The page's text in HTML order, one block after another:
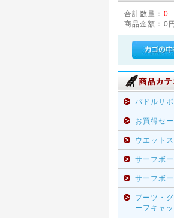
合計数量： 0
商品金額： 0
パドルサ
お買得セ
ウエット
サーフボ
サーフボ
ブーツ・
ーフキャ